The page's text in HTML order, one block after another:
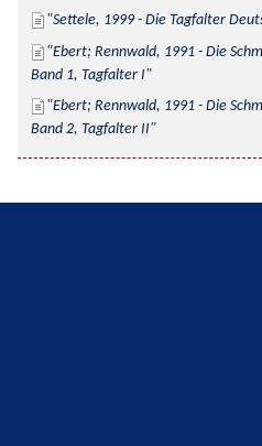
Settele, 1999 - Die Tagfalter
Ebert; Rennwald, 1991 - Die
Band 1, Tagfalter I
Ebert; Rennwald, 1991 - Die
Band 2, Tagfalter II